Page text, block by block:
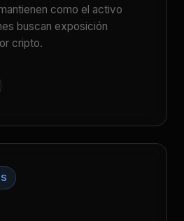
como el activo
buscan exposición
cripto.